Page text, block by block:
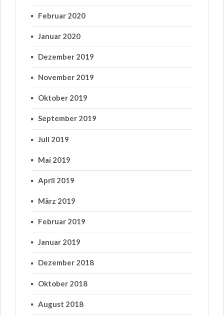
Februar 2020
Januar 2020
Dezember 2019
November 2019
Oktober 2019
September 2019
Juli 2019
Mai 2019
April 2019
März 2019
Februar 2019
Januar 2019
Dezember 2018
Oktober 2018
August 2018